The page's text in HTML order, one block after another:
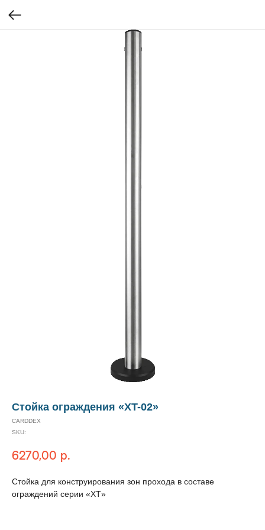
Стойка ограждения «XT-02»
CARDDEX
SKU:
6270,00 р.
Стойка для конструирования зон прохода в составе
ограждений серии «XT»